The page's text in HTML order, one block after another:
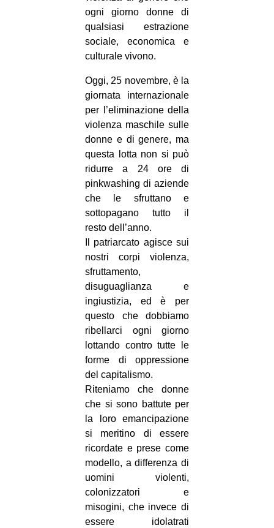
ogni giorno donne di
qualsiasi estrazione
sociale, economica e
culturale vivono.
Oggi, 25 novembre, è la
giornata internazionale
per l’eliminazione della
violenza maschile sulle
donne e di genere, ma
questa lotta non si può
ridurre a 24 ore di
pinkwashing di aziende
che le sfruttano e
sottopagano tutto il
resto dell’anno.
Il patriarcato agisce sui
nostri corpi violenza,
sfruttamento,
disuguaglianza e
ingiustizia, ed è per
questo che dobbiamo
ribellarci ogni giorno
lottando contro tutte le
forme di oppressione
del capitalismo.
Riteniamo che donne
che si sono battute per
la loro emancipazione
si meritino di essere
ricordate e prese come
modello, a differenza di
uomini violenti,
colonizzatori e
misogini, che invece di
essere idolatrati